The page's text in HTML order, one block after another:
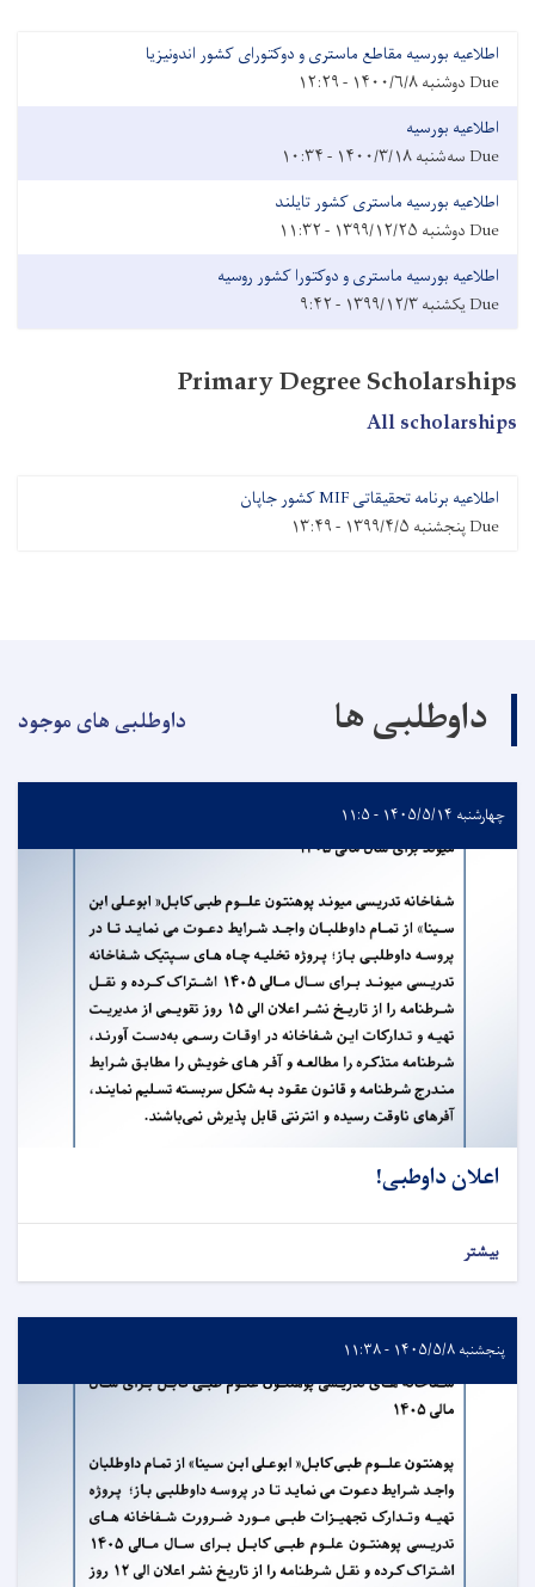
اطلاعیه بورسیه مقاطع ماستری و دوکتورای کشور اندونیزیا
Dueدوشنبه ۱۴۰۰/۶/۸ - ۱۲:۲۹
اطلاعیه بورسیه
Dueسه‌شنبه ۱۴۰۰/۳/۱۸ - ۱۰:۳۴
اطلاعیه بورسیه ماستری کشور تایلند
Dueدوشنبه ۱۳۹۹/۱۲/۲۵ - ۱۱:۳۲
اطلاعیه بورسیه ماستری و دوکتورا کشور روسیه
Dueیکشنبه ۱۳۹۹/۱۲/۳ - ۹:۴۲
Primary Degree Scholarships
All scholarships
اطلاعیه برنامه تحقیقاتی MIF کشور جاپان
Dueپنجشنبه ۱۳۹۹/۴/۵ - ۱۳:۴۹
داوطلبی ها داوطلبی های موجود
چهارشنبه ۱۴۰۵/۵/۱۴ - ۱۱:۵
اعلان داوطبی!
بیشتر
پنجشنبه ۱۴۰۵/۵/۸ - ۱۱:۳۸